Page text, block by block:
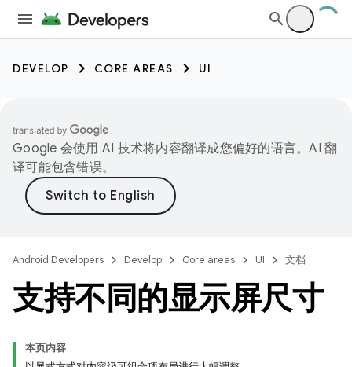
DEVELOP CORE AREAS UI
Google 会使用 AI 技术将内容翻译成您偏好的语言。AI 翻
译可能包含错误。
Android Developers Develop Core areas UI 文档
支持不同的显示屏尺寸
本页内容